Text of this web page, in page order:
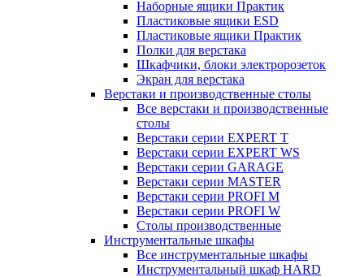
Наборные ящики Практик
Пластиковые ящики ESD
Пластиковые ящики Практик
Полки для верстака
Шкафчики, блоки электророзеток
Экран для верстака
Верстаки и производственные столы
Все верстаки и производственные
столы
Верстаки серии EXPERT T
Верстаки серии EXPERT WS
Верстаки серии GARAGE
Верстаки серии MASTER
Верстаки серии PROFI M
Верстаки серии PROFI W
Столы производственные
Инструментальные шкафы
Все инструментальные шкафы
Инструментальный шкаф HARD